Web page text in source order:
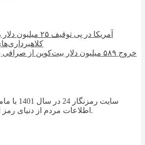
آمریکا در پی توقیف
خروج ۵۸۹ میلیون دلار بیت‌کوین از
سایت
اطلاعات مردم از دنیای رمز ارز ها راه اندازی گردید.